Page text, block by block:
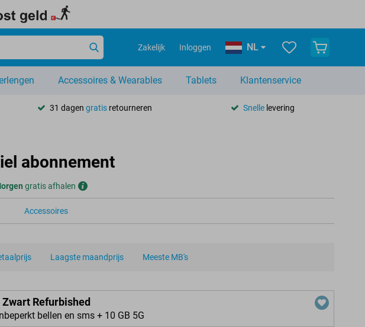
Zakelijk Inloggen NL
Accessoires & Wearables Tablets Klantenservice
31 dagen gratisretourneren Snellelevering
abonnement
gratis afhalen
Accessoires
Laagste maandprijs Meeste MB's
Zwart Refurbished
bellen en sms + 10 GB 5G